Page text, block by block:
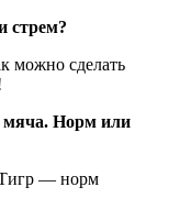
стрем?
можно сделать
мяча. Норм или
Тигр — норм